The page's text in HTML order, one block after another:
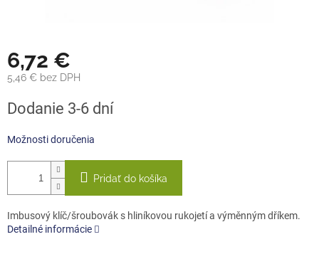
6,72 €
5,46 € bez DPH
cena:
Dodanie 3-6 dní
Možnosti doručenia
Pridať do košíka
Imbusový klíč/šroubovák s hliníkovou rukojetí a výměnným dříkem.
Detailné informácie